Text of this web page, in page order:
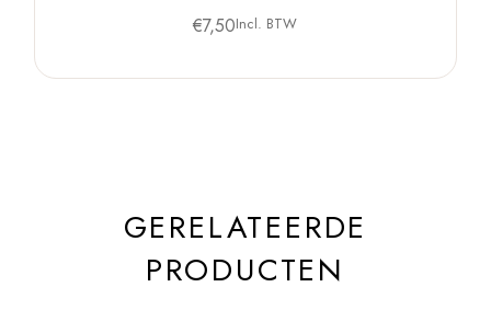
€7,50Incl. BTW
GERELATEERDE
PRODUCTEN